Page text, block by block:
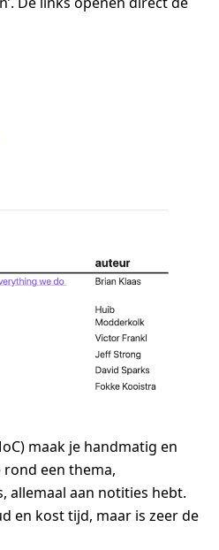
maak je handmatig en
een thema,
allemaal aan notities hebt.
en kost tijd, maar is zeer de